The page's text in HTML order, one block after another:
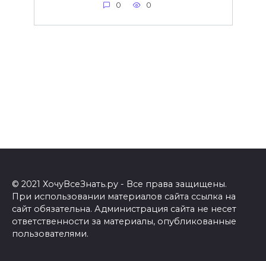
0 0
© 2021 ХочуВсеЗнать.ру - Все права защищены.
При использовании материалов сайта ссылка на
сайт обязательна. Администрация сайта не несет
ответственности за материалы, опубликованные
пользователями.